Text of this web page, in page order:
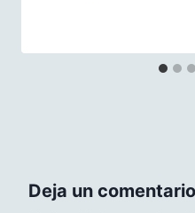
Deja un comentario